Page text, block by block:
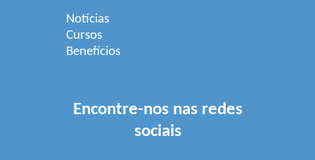
Notícias
Cursos
Benefícios
Encontre-nos nas redes
sociais